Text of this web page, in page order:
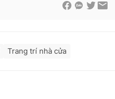
Trang trí nhà cửa